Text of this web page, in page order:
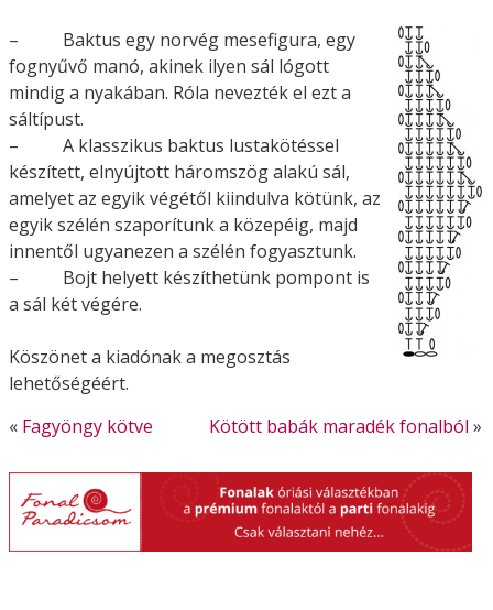
– Baktus egy norvég mesefigura, egy
fognyűvő manó, akinek ilyen sál lógott
mindig a nyakában. Róla nevezték el ezt a
sáltípust.
– A klasszikus baktus lustakötéssel
készített, elnyújtott háromszög alakú sál,
amelyet az egyik végétől kiindulva kötünk, az
egyik szélén szaporítunk a közepéig, majd
innentől ugyanezen a szélén fogyasztunk.
– Bojt helyett készíthetünk pompont is
a sál két végére.
Köszönet a kiadónak a megosztás
lehetőségéért.
« Fagyöngy kötve Kötött babák maradék fonalból »